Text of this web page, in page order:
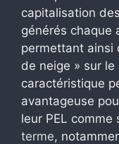
capitalisation
générés chaque
permettant ainsi
de neige » sur
caractéristique
avantageuse
leur PEL comme
terme,